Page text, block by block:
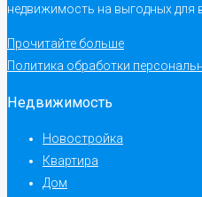
недвижимость на выгодных для
Прочитайте больше
Политика обработки
Недвижимость
Новостройка
Квартира
Дом